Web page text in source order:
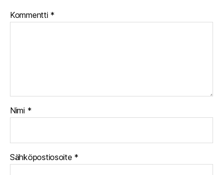
Kommentti *
Nimi *
Sähköpostiosoite *